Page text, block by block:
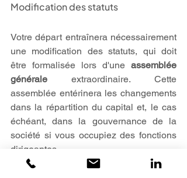
Modification des statuts
Votre départ entraînera nécessairement
une modification des statuts, qui doit
être formalisée lors d'une assemblée
générale extraordinaire. Cette
assemblée entérinera les changements
dans la répartition du capital et, le cas
échéant, dans la gouvernance de la
société si vous occupiez des fonctions
dirigeantes.